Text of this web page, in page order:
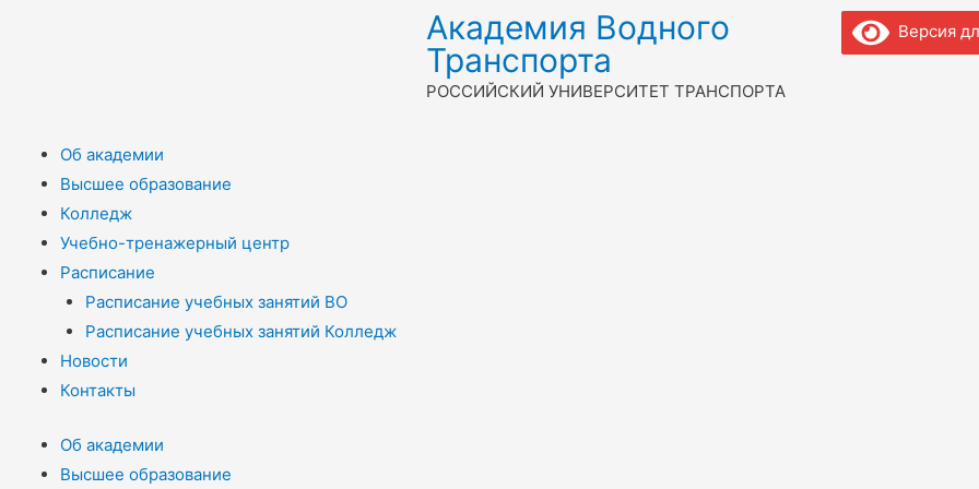
Академия Водного
Транспорта
РОССИЙСКИЙ УНИВЕРСИТЕТ ТРАНСПОРТА
Версия
Об академии
Высшее образование
Колледж
Учебно-тренажерный центр
Расписание
Расписание учебных занятий ВО
Расписание учебных занятий Колледж
Новости
Контакты
Об академии
Высшее образование